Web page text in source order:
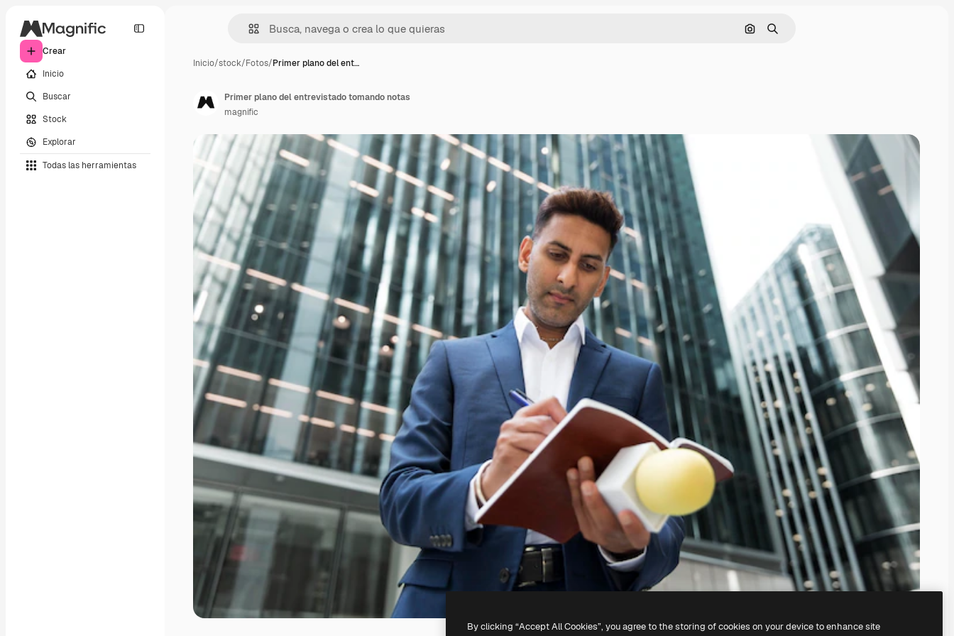
Crear
Inicio
Buscar
Stock
Explorar
Todas las herramientas
Buscar por imagen
Buscar
Inicio/stock/Fotos/Primer plano del ent…
Primer plano del entrevistado tomando notas
magnific
By clicking “Accept All Cookies”, you agree to the storing of cookies on your device to enhance site